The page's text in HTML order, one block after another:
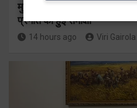
मुख्यमंत्री के दिशा-निर्देशों में
प्रगति की हुई समीक्षा
14 hours ago Viri Gairola